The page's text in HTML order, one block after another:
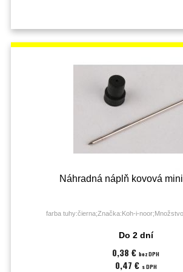
Náhradná náplň kovová
farba tuhy:čierna;Značka:Koh-i-
Do 2 dní
0,38 € bez DPH
0,47 € s DPH